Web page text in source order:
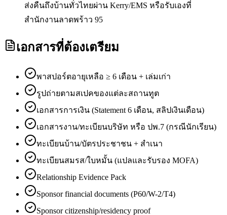
ส่งคืนถึงบ้านทั่วไทยผ่าน Kerry/EMS หรือรับเองที่
สำนักงานลาดพร้าว 95
เอกสารที่ต้องเตรียม
พาสปอร์ตอายุเหลือ ≥ 6 เดือน + เล่มเก่า
รูปถ่ายตามสเปคของแต่ละสถานทูต
เอกสารการเงิน (Statement 6 เดือน, สลิปเงินเดือน)
เอกสารงาน/ทะเบียนบริษัท หรือ ปพ.7 (กรณีนักเรียน)
ทะเบียนบ้าน/บัตรประชาชน + สำเนา
ทะเบียนสมรส/ใบหมั้น (แปลและรับรอง MOFA)
Relationship Evidence Pack
Sponsor financial documents (P60/W-2/T4)
Sponsor citizenship/residency proof